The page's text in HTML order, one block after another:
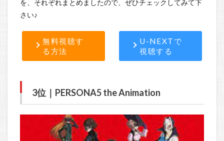
を、それぞれまとめましたので、ぜひチェックしてみて下
さい♪
無料視聴す
る方法
U-NEXTで
視聴する
3位｜PERSONA5 the Animation